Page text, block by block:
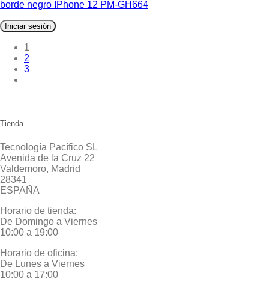
borde negro IPhone 12 PM-GH664
Iniciar sesión
1
2
3
Tienda
Tecnología Pacífico SL
Avenida de la Cruz 22
Valdemoro, Madrid
28341
ESPAÑA
Horario de tienda:
De Domingo a Viernes
10:00 a 19:00
Horario de oficina:
De Lunes a Viernes
10:00 a 17:00